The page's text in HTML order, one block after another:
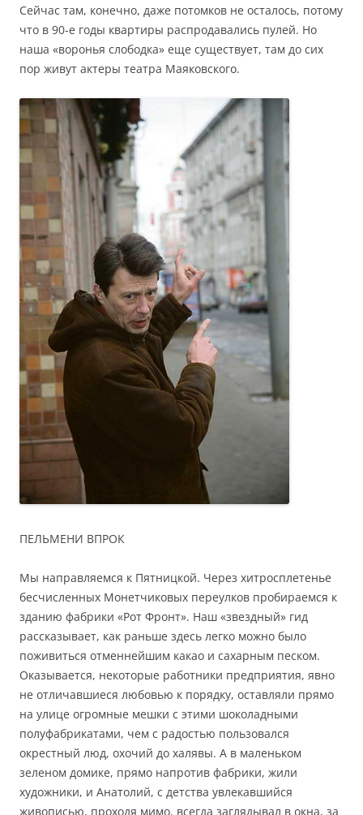
Сейчас там, конечно, даже потомков не осталось, потому
что в 90-е годы квартиры распродавались пулей. Но
наша «воронья слободка» еще существует, там до сих
пор живут актеры театра Маяковского.
ПЕЛЬМЕНИ ВПРОК
Мы направляемся к Пятницкой. Через хитросплетенье
бесчисленных Монетчиковых переулков пробираемся к
зданию фабрики «Рот Фронт». Наш «звездный» гид
рассказывает, как раньше здесь легко можно было
поживиться отменнейшим какао и сахарным песком.
Оказывается, некоторые работники предприятия, явно
не отличавшиеся любовью к порядку, оставляли прямо
на улице огромные мешки с этими шоколадными
полуфабрикатами, чем с радостью пользовался
окрестный люд, охочий до халявы. А в маленьком
зеленом домике, прямо напротив фабрики, жили
художники, и Анатолий, с детства увлекавшийся
живописью, проходя мимо, всегда заглядывал в окна, за